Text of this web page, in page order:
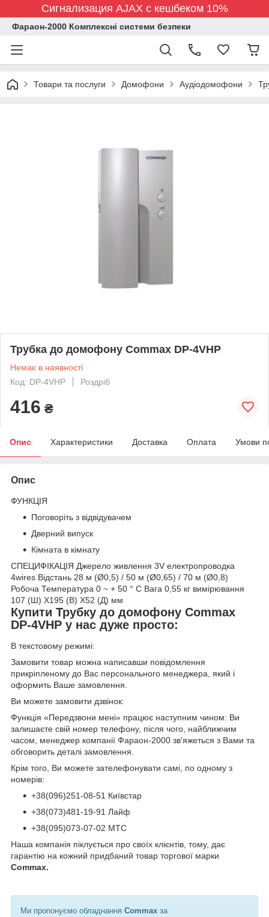
Сигнализация AJAX с кешбеком 10%
Фараон-2000 Комплексні системи безпеки
Товари та послуги Домофони Аудіодомофони
Трубка до домофону Commax DP-4VHP
Немає в наявності
Код: DP-4VHP
Роздріб
416 ₴
Опис Характеристики Доставка Оплата Умови
Опис
ФУНКЦІЯ
Поговоріть з відвідувачем
Дверний випуск
Кімната в кімнату
СПЕЦИФІКАЦІЯ Джерело живлення 3V електропроводка
4wires Відстань 28 м (Ø0,5) / 50 м (Ø0,65) / 70 м (Ø0,8)
Робоча Температура 0 ~ + 50 ° C Вага 0,55 кг вимірювання
107 (Ш) Х195 (В) Х52 (Д) мм
Купити Трубку до домофону Commax
DP-4VHP у нас дуже просто:
В текстовому режимі:
Замовити товар можна написавши повідомлення
прикріпленому до Вас персонального менеджера, який і
оформить Ваше замовлення.
Ви можете замовити дзвінок:
Функція «Передзвони мені» працює наступним чином: Ви
залишаєте свій номер телефону, після чого, найближчим
часом, менеджер компанії Фараон-2000 зв'яжеться з Вами та
обговорить деталі замовлення.
Крім того, Ви можете зателефонувати самі, по одному з
номерів:
+38(096)251-08-51 Київстар
+38(073)481-19-91 Лайф
+38(095)073-07-02 МТС
Наша компанія піклується про своїх клієнтів, тому, дає
гарантію на кожний придбаний товар торгової марки
Commax.
Ми пропонуємо обладнання Commax за